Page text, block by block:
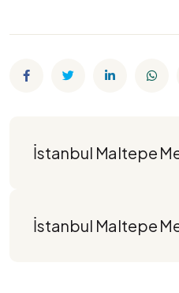
İstanbul Maltepe
İstanbul Maltepe